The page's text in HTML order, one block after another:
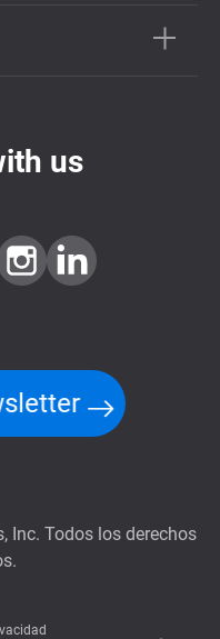
us
Inc. Todos los derechos